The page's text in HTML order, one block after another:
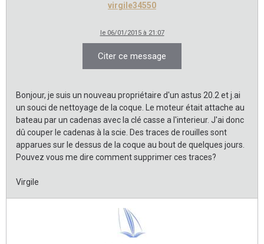
virgile34550
le 06/01/2015 à 21:07
Citer ce message
Bonjour, je suis un nouveau propriétaire d'un astus 20.2 et j.ai
un souci de nettoyage de la coque. Le moteur était attache au
bateau par un cadenas avec la clé casse a l'interieur. J'ai donc
dû couper le cadenas à la scie. Des traces de rouilles sont
apparues sur le dessus de la coque au bout de quelques jours.
Pouvez vous me dire comment supprimer ces traces?
Virgile